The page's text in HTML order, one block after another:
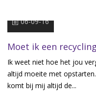
06-09-16
Moet ik een
Ik weet niet hoe het jou
altijd moeite met opstarten.
komt bij mij altijd de...